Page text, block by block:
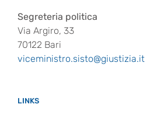
Segreteria politica
Via Argiro, 33
70122 Bari
viceministro.sisto@giustizia.it
LINKS